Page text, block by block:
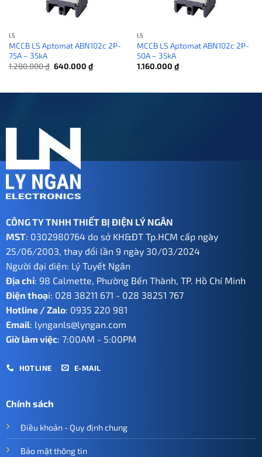
LS
MCCB LS Aptomat ABN102c 2P-
75A – 35kA
1.280.000₫ Giá
gốc
640.000 ₫Giá
hiện
640.000 ₫.
LS
MCCB LS Aptomat ABN102c 2P-
50A – 35kA
1.160.000 ₫
CÔNG TY TNHH THIẾT BỊ ĐIỆN LÝ NGÂN
MST: 0302980764 do sở KH&ĐT Tp.HCM cấp ngày
25/06/2003, thay đổi lần 9 ngày 30/03/2024
Người đại diện: Lý Tuyết Ngân
Địa chỉ: 98 Calmette, Phường Bến Thành, TP. Hồ Chí Minh
Điện thoại: 028 38211 671 - 028 38251 767
Hotline / Zalo: 0935 220 981
Email: lynganls@lyngan.com
Giờ làm việc: 7:00AM - 5:00PM
HOTLINE E-MAIL
Chính sách
Điều khoản - Quy định chung
Bảo mật thông tin